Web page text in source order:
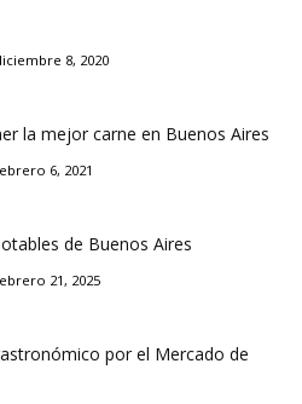
8, 2020
la mejor carne en Buenos Aires
6, 2021
de Buenos Aires
21, 2025
por el Mercado de